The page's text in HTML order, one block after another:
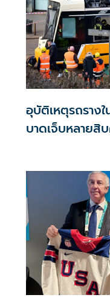
อุบัติเหตุรถราง
บาดเจ็บหลายสิ